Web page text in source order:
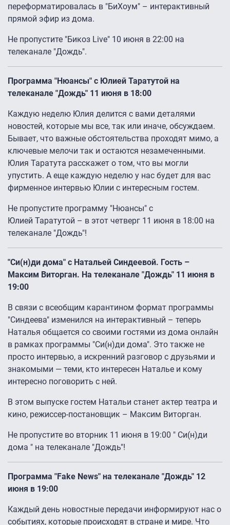
переформатировалась в "БиХоум" – интерактивный
прямой эфир из дома.
Не пропустите "Бикоз Live" 10 июня в 22:00 на
телеканале "Дождь".
Программа "Нюансы" с Юлией Таратутой на
телеканале "Дождь" 11 июня в 18:00
Каждую неделю Юлия делится с вами деталями
новостей, которые мы все, так или иначе, обсуждаем.
Бывает, что важные обстоятельства проходят мимо, а
ключевые мелочи так и остаются незамеченными.
Юлия Таратута расскажет о том, что вы могли
упустить. А еще каждую неделю у нас будет для вас
фирменное интервью Юлии с интересным гостем.
Не пропустите программу "Нюансы" с
Юлией Таратутой – в этот четверг 11 июня в 18:00 на
телеканале "Дождь"!
"Си(н)ди дома" с Натальей Синдеевой. Гость –
Максим Виторган. На телеканале "Дождь" 11 июня в
19:00
В связи с всеобщим карантином формат программы
"Синдеева" изменился на интерактивный – теперь
Наталья общается со своими гостями из дома онлайн
в рамках программы "Си(н)ди дома". Это также не
просто интервью, а искренний разговор с друзьями и
знакомыми — теми, кто интересен Наталье и кому
интересно поговорить с ней.
В этом выпуске гостем Натальи станет актер театра и
кино, режиссер-постановщик – Максим Виторган.
Не пропустите во вторник 11 июня в 19:00 " Си(н)ди
дома " на телеканале "Дождь"!
Программа "Fake News" на телеканале "Дождь" 12
июня в 19:00
Каждый день новостные передачи информируют нас о
событиях, которые происходят в стране и мире. Что